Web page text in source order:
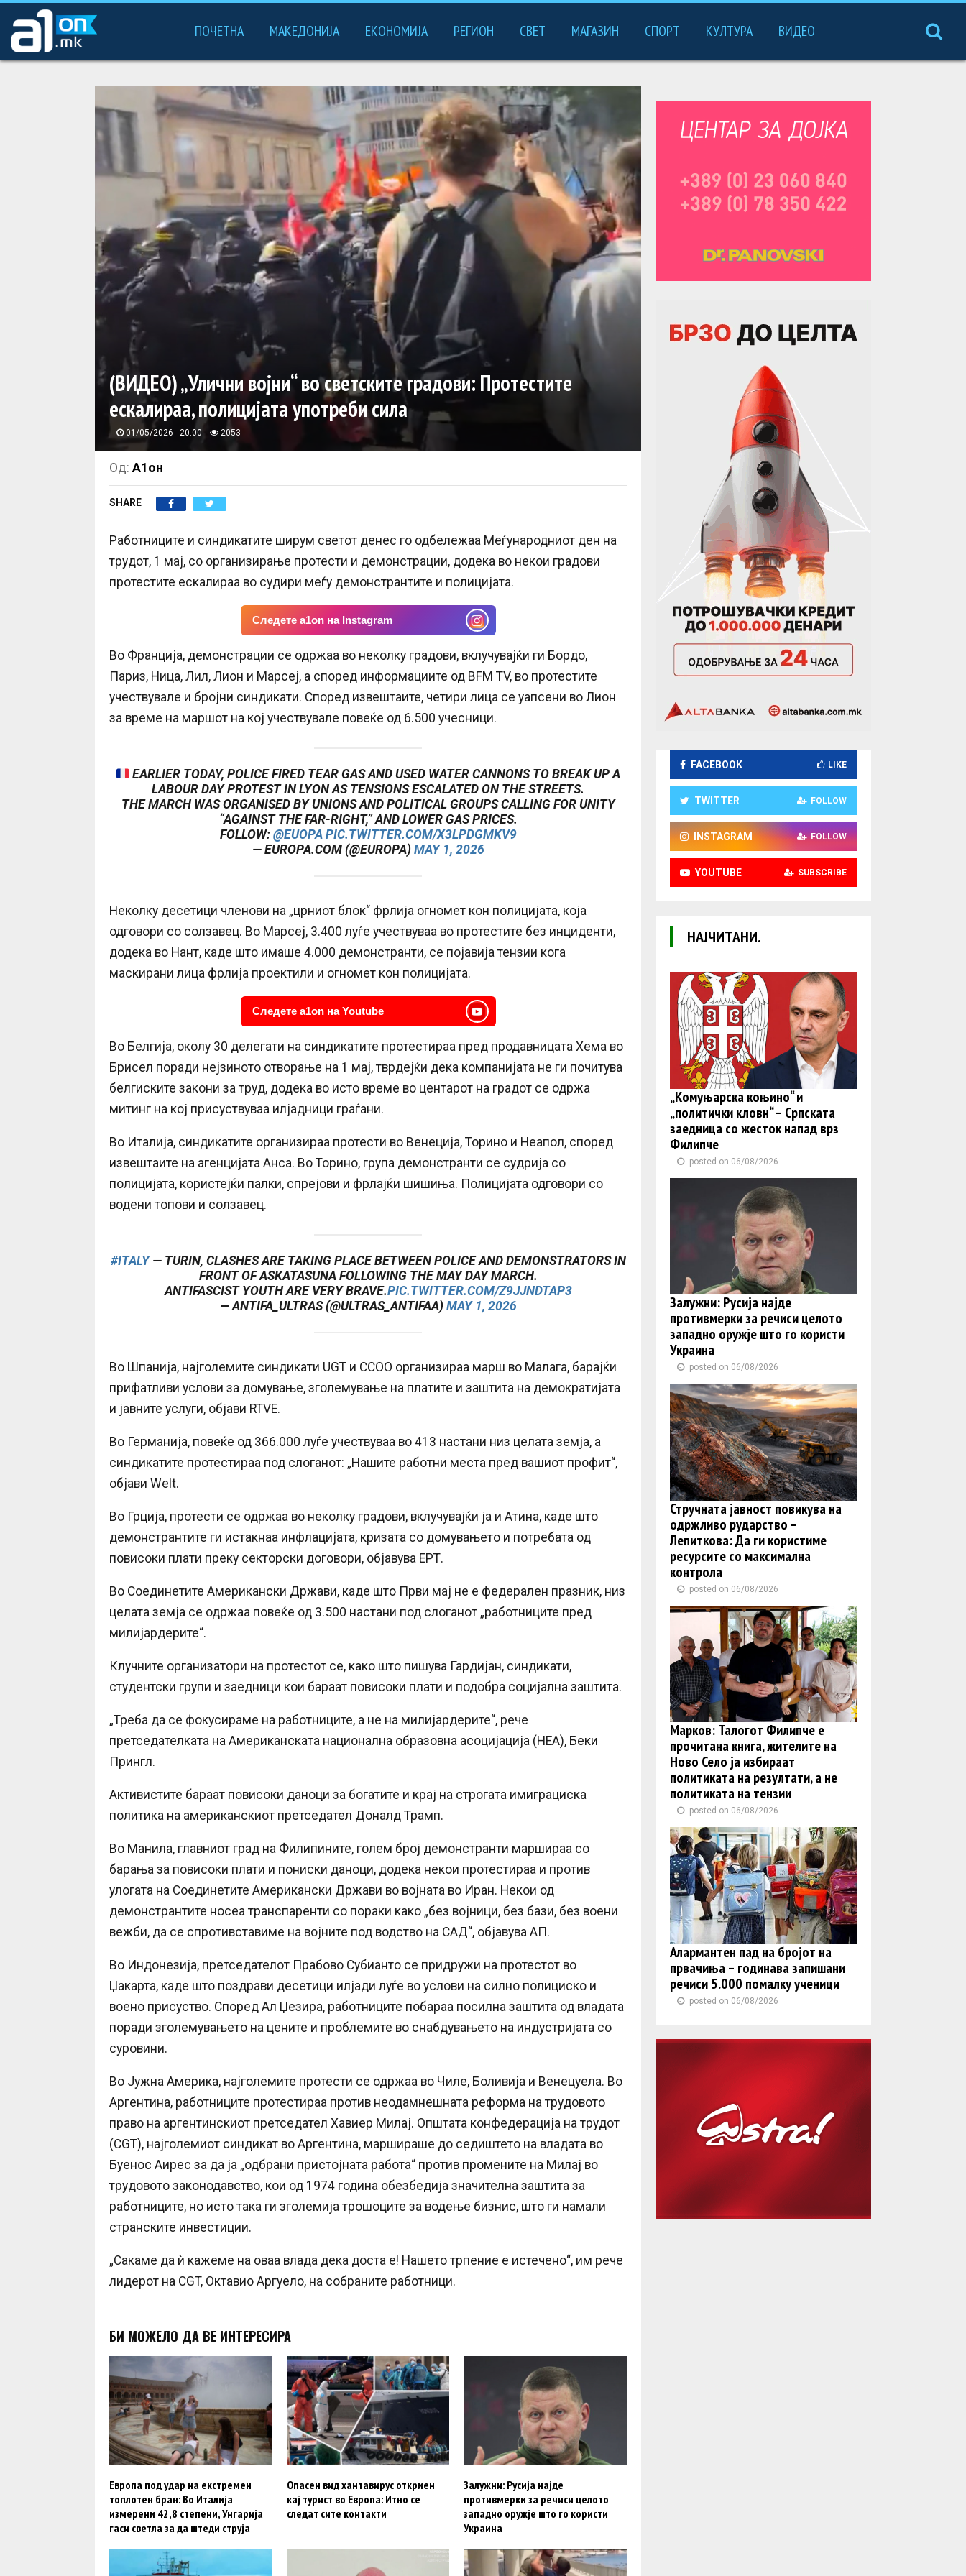
ПОЧЕТНА МАКЕДОНИЈА ЕКОНОМИЈА РЕГИОН СВЕТ МАГАЗИН СПОРТ КУЛТУРА ВИДЕО
(ВИДЕО) „Улични војни“ во светските градови: Протестите
ескалираа, полицијата употреби сила
01/05/2026 - 20:00 2053
Од: А1он
SHARE
Работниците и синдикатите ширум светот денес го одбележаа Меѓународниот ден на
трудот, 1 мај, со организирање протести и демонстрации, додека во некои градови
протестите ескалираа во судири меѓу демонстрантите и полицијата.
Следете a1on на Instagram
Во Франција, демонстрации се одржаа во неколку градови, вклучувајќи ги Бордо,
Париз, Ница, Лил, Лион и Марсеј, а според информациите од BFM TV, во протестите
учествувале и бројни синдикати. Според извештаите, четири лица се уапсени во Лион
за време на маршот на кој учествувале повеќе од 6.500 учесници.
EARLIER TODAY, POLICE FIRED TEAR GAS AND USED WATER CANNONS TO BREAK UP A
LABOUR DAY PROTEST IN LYON AS TENSIONS ESCALATED ON THE STREETS.
THE MARCH WAS ORGANISED BY UNIONS AND POLITICAL GROUPS CALLING FOR UNITY
“AGAINST THE FAR-RIGHT,” AND LOWER GAS PRICES.
FOLLOW: @EUOPA PIC.TWITTER.COM/X3LPDGMKV9
— EUROPA.COM (@EUROPA) MAY 1, 2026
Неколку десетици членови на „црниот блок“ фрлија огномет кон полицијата, која
одговори со солзавец. Во Марсеј, 3.400 луѓе учествуваа во протестите без инциденти,
додека во Нант, каде што имаше 4.000 демонстранти, се појавија тензии кога
маскирани лица фрлија проектили и огномет кон полицијата.
Следете a1on на Youtube
Во Белгија, околу 30 делегати на синдикатите протестираа пред продавницата Хема во
Брисел поради нејзиното отворање на 1 мај, тврдејќи дека компанијата не ги почитува
белгиските закони за труд, додека во исто време во центарот на градот се одржа
митинг на кој присуствуваа илјадници граѓани.
Во Италија, синдикатите организираа протести во Венеција, Торино и Неапол, според
извештаите на агенцијата Анса. Во Торино, група демонстранти се судрија со
полицијата, користејќи палки, спрејови и фрлајќи шишиња. Полицијата одговори со
водени топови и солзавец.
#ITALY— TURIN, CLASHES ARE TAKING PLACE BETWEEN POLICE AND DEMONSTRATORS IN
FRONT OF ASKATASUNA FOLLOWING THE MAY DAY MARCH.
ANTIFASCIST YOUTH ARE VERY BRAVE.PIC.TWITTER.COM/Z9JJNDTAP3
— ANTIFA_ULTRAS (@ULTRAS_ANTIFAA) MAY 1, 2026
Во Шпанија, најголемите синдикати UGT и CCOO организираа марш во Малага, барајќи
прифатливи услови за домување, зголемување на платите и заштита на демократијата
и јавните услуги, објави RTVE.
Во Германија, повеќе од 366.000 луѓе учествуваа во 413 настани низ целата земја, а
синдикатите протестираа под слоганот: „Нашите работни места пред вашиот профит“,
објави Welt.
Во Грција, протести се одржаа во неколку градови, вклучувајќи ја и Атина, каде што
демонстрантите ги истакнаа инфлацијата, кризата со домувањето и потребата од
повисоки плати преку секторски договори, објавува ЕРТ.
Во Соединетите Американски Држави, каде што Први мај не е федерален празник, низ
целата земја се одржаа повеќе од 3.500 настани под слоганот „работниците пред
милијардерите“.
Клучните организатори на протестот се, како што пишува Гардијан, синдикати,
студентски групи и заедници кои бараат повисоки плати и подобра социјална заштита.
„Треба да се фокусираме на работниците, а не на милијардерите“, рече
претседателката на Американската национална образовна асоцијација (НЕА), Беки
Прингл.
Активистите бараат повисоки даноци за богатите и крај на строгата имиграциска
политика на американскиот претседател Доналд Трамп.
Во Манила, главниот град на Филипините, голем број демонстранти маршираа со
барања за повисоки плати и пониски даноци, додека некои протестираа и против
улогата на Соединетите Американски Држави во војната во Иран. Некои од
демонстрантите носеа транспаренти со пораки како „без војници, без бази, без воени
вежби, да се спротивставиме на војните под водство на САД“, објавува АП.
Во Индонезија, претседателот Прабово Субианто се придружи на протестот во
Џакарта, каде што поздрави десетици илјади луѓе во услови на силно полициско и
воено присуство. Според Ал Џезира, работниците побараа посилна заштита од владата
поради зголемувањето на цените и проблемите во снабдувањето на индустријата со
суровини.
Во Јужна Америка, најголемите протести се одржаа во Чиле, Боливија и Венецуела. Во
Аргентина, работниците протестираа против неодамнешната реформа на трудовото
право на аргентинскиот претседател Хавиер Милај. Општата конфедерација на трудот
(CGT), најголемиот синдикат во Аргентина, маршираше до седиштето на владата во
Буенос Аирес за да ја „одбрани пристојната работа“ против промените на Милај во
трудовото законодавство, кои од 1974 година обезбедија значителна заштита за
работниците, но исто така ги зголемија трошоците за водење бизнис, што ги намали
странските инвестиции.
„Сакаме да ѝ кажеме на оваа влада дека доста е! Нашето трпение е истечено“, им рече
лидерот на CGT, Октавио Аргуело, на собраните работници.
БИ МОЖЕЛО ДА ВЕ ИНТЕРЕСИРА
Европа под удар на екстремен
топлотен бран: Во Италија
измерени 42,8 степени, Унгарија
гаси светла за да штеди струја
Опасен вид хантавирус откриен
кај турист во Европа: Итно се
следат сите контакти
Залужни: Русија најде
противмерки за речиси целото
западно оружје што го користи
Украина
FACEBOOK LIKE
TWITTER FOLLOW
INSTAGRAM FOLLOW
YOUTUBE SUBSCRIBE
НАЈЧИТАНИ.
„Комуњарска коњино“ и
„политички кловн“ – Српската
заедница со жесток напад врз
Филипче
posted on 06/08/2026
Залужни: Русија најде
противмерки за речиси целото
западно оружје што го користи
Украина
posted on 06/08/2026
Стручната јавност повикува на
одржливо рударство –
Лепиткова: Да ги користиме
ресурсите со максимална
контрола
posted on 06/08/2026
Марков: Талогот Филипче е
прочитана книга, жителите на
Ново Село ја избираат
политиката на резултати, а не
политиката на тензии
posted on 06/08/2026
Алармантен пад на бројот на
првачиња – годинава запишани
речиси 5.000 помалку ученици
posted on 06/08/2026